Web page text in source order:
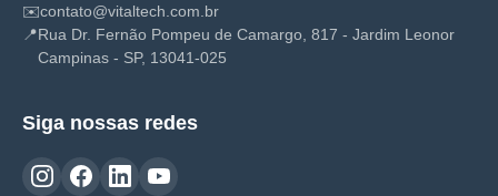
✉️contato@vitaltech.com.br
📍Rua Dr. Fernão Pompeu de Camargo, 817 - Jardim Leonor
Campinas - SP, 13041-025
Siga nossas redes